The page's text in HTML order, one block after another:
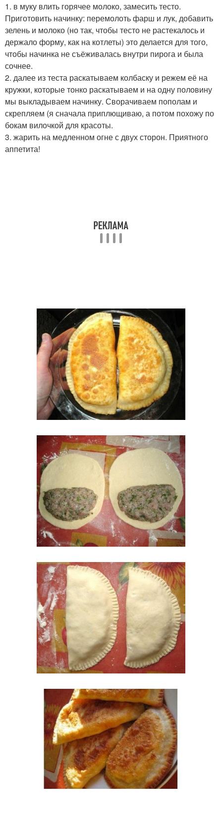
1. в муку влить горячее молоко, замесить тесто.
Приготовить начинку: перемолоть фарш и лук, добавить
зелень и молоко (но так, чтобы тесто не растекалось и
держало форму, как на котлеты) это делается для того,
чтобы начинка не съёживалась внутри пирога и была
сочнее.
2. далее из теста раскатываем колбаску и режем её на
кружки, которые тонко раскатываем и на одну половину
мы выкладываем начинку. Сворачиваем пополам и
скрепляем (я сначала приплющиваю, а потом похожу по
бокам вилочкой для красоты.
3. жарить на медленном огне с двух сторон. Приятного
аппетита!